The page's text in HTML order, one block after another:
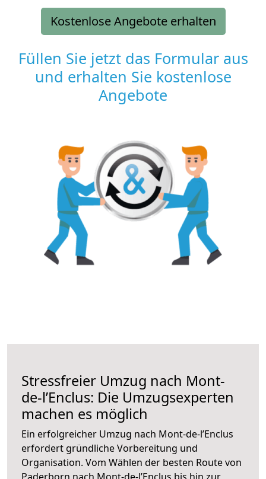
Kostenlose Angebote erhalten
Füllen Sie jetzt das Formular aus
und erhalten Sie kostenlose
Angebote
Stressfreier Umzug nach Mont-
de-l’Enclus: Die Umzugsexperten
machen es möglich
Ein erfolgreicher Umzug nach Mont-de-l’Enclus
erfordert gründliche Vorbereitung und
Organisation. Vom Wählen der besten Route von